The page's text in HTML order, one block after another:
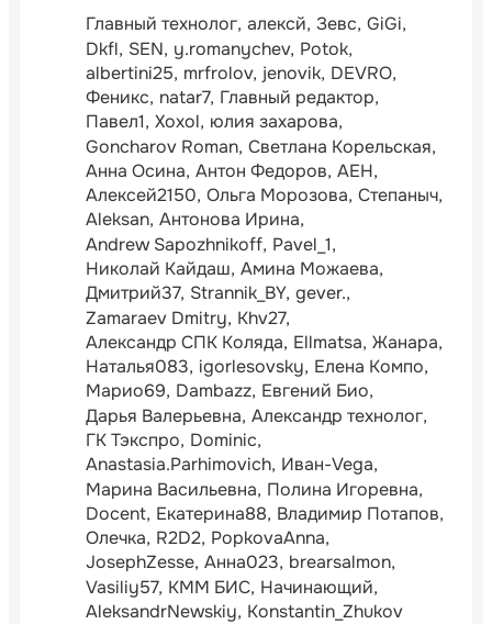
Главный технолог алексй Зевс GiGi
Dkfl SEN y.romanychev Potok
albertini25 mrfrolov jenovik DEVRO
Феникс natar7 Главный редактор
Павел1 Xoxol юлия захарова
Goncharov Roman Светлана Корельская
Анна Осина Антон Федоров АЕН
Алексей2150 Ольга Морозова Степаныч
Aleksan Антонова Ирина
Andrew Sapozhnikoff Pavel_1
Николай Кайдаш Амина Можаева
Дмитрий37 Strannik_BY gever.
Zamaraev Dmitry Khv27
Александр СПК Коляда Ellmatsa Жанара
Наталья083 igorlesovsky Елена Компо
Марио69 Dambazz Евгений Био
Дарья Валерьевна Александр технолог
ГК Тэкспро Dominic
Anastasia.Parhimovich Иван-Vega
Марина Васильевна Полина Игоревна
Docent Екатерина88 Владимир Потапов
Олечка R2D2 PopkovaAnna
JosephZesse Анна023 brearsalmon
Vasiliy57 КММ БИС Начинающий
AleksandrNewskiy Konstantin_Zhukov